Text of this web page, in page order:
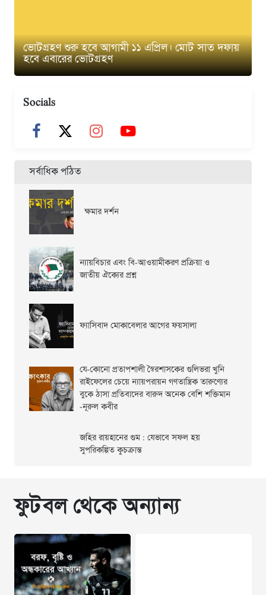
ভোটগ্রহণ শুরু হবে আগামী ১১ এপ্রিল। মোট সাত দফায়
হবে এবারের ভোটগ্রহণ
Socials
সর্বাধিক পঠিত
ক্ষমার দর্শন
ন্যায়বিচার এবং বি-আওয়ামীকরণ প্রক্রিয়া ও
জাতীয় ঐক্যের প্রশ্ন
ফ্যাসিবাদ মোকাবেলার আগের ফয়সালা
যে-কোনো প্রতাপশালী স্বৈরশাসকের গুলিভরা খুনি
রাইফেলের চেয়ে ন্যায়পরায়ন গণতান্ত্রিক তারুণ্যের
বুকে ঠাসা প্রতিবাদের বারুদ অনেক বেশি শক্তিমান
-নূরুল কবীর
জহির রায়হানের গুম : যেভাবে সফল হয়
সুপরিকল্পিত কুচক্রান্ত
ফুটবল থেকে অন্যান্য